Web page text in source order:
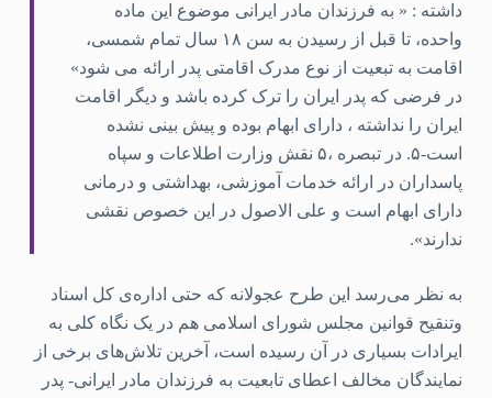
داشته : « به فرزندان مادر ایرانی موضوع این ماده
واحده، تا قبل از رسیدن به سن ۱۸ سال تمام شمسی،
اقامت به تبعیت از نوع مدرک اقامتی پدر ارائه می شود»
در فرضی که پدر ایران را ترک کرده باشد و دیگر اقامت
ایران را نداشته ، دارای ابهام بوده و پیش بینی نشده
است-۵. در تبصره ،۵ نقش وزارت اطلاعات و سپاه
پاسداران در ارائه خدمات آموزشی، بهداشتی و درمانی
دارای ابهام است و علی الاصول در این خصوص نقشی
ندارند».
به نظر می‌رسد این طرح عجولانه که حتی اداره‌ی کل اسناد
وتنقیح قوانین مجلس شورای اسلامی هم در یک نگاه کلی به
ایرادات بسیاری در آن رسیده است، آخرین تلاش‌های برخی از
نمایندگان مخالف اعطای تابعیت به فرزندان مادر ایرانی- پدر